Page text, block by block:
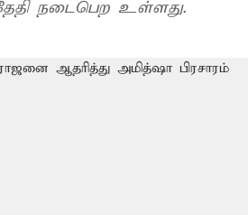
நடைபெற உள்ளது.